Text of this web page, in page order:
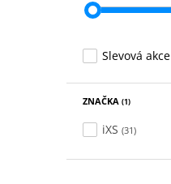
Slevová akce
ZNAČKA (1)
iXS (31)